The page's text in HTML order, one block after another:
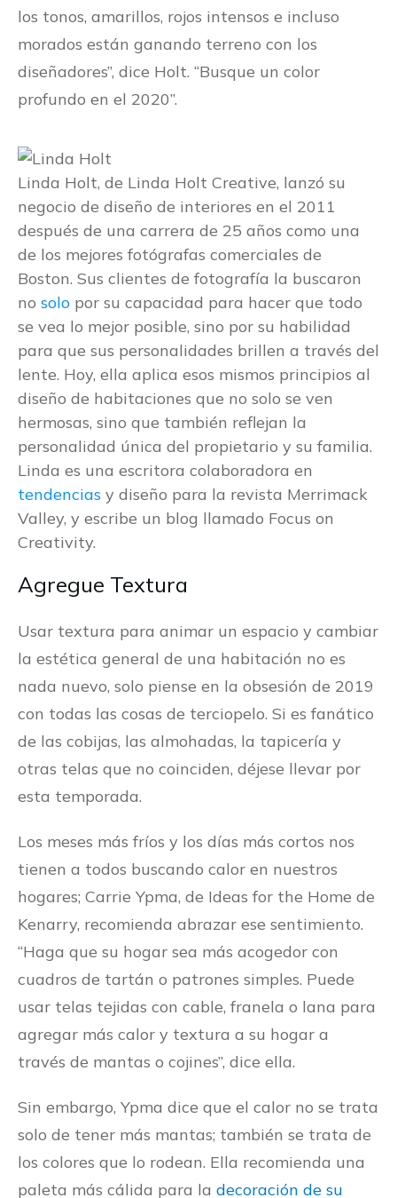
los tonos, amarillos, rojos intensos e incluso
morados están ganando terreno con los
diseñadores”, dice Holt. “Busque un color
profundo en el 2020”.
Linda Holt, de Linda Holt Creative, lanzó su
negocio de diseño de interiores en el 2011
después de una carrera de 25 años como una
de los mejores fotógrafas comerciales de
Boston. Sus clientes de fotografía la buscaron
no solo por su capacidad para hacer que todo
se vea lo mejor posible, sino por su habilidad
para que sus personalidades brillen a través del
lente. Hoy, ella aplica esos mismos principios al
diseño de habitaciones que no solo se ven
hermosas, sino que también reflejan la
personalidad única del propietario y su familia.
Linda es una escritora colaboradora en
tendencias y diseño para la revista Merrimack
Valley, y escribe un blog llamado Focus on
Creativity.
Agregue Textura
Usar textura para animar un espacio y cambiar
la estética general de una habitación no es
nada nuevo, solo piense en la obsesión de 2019
con todas las cosas de terciopelo. Si es fanático
de las cobijas, las almohadas, la tapicería y
otras telas que no coinciden, déjese llevar por
esta temporada.
Los meses más fríos y los días más cortos nos
tienen a todos buscando calor en nuestros
hogares; Carrie Ypma, de Ideas for the Home de
Kenarry, recomienda abrazar ese sentimiento.
“Haga que su hogar sea más acogedor con
cuadros de tartán o patrones simples. Puede
usar telas tejidas con cable, franela o lana para
agregar más calor y textura a su hogar a
través de mantas o cojines”, dice ella.
Sin embargo, Ypma dice que el calor no se trata
solo de tener más mantas; también se trata de
los colores que lo rodean. Ella recomienda una
paleta más cálida para la decoración de su